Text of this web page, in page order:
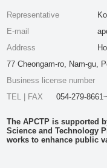
Representative
E-mail
Address
77 Cheongam-ro, Nam-gu,
Business license number
TEL | FAX
054-279-
The APCTP is supported
Science and Technology
works to enhance public